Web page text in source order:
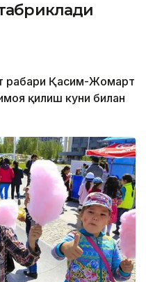
раҳбари Қасим-Жомарт
қилиш куни билан